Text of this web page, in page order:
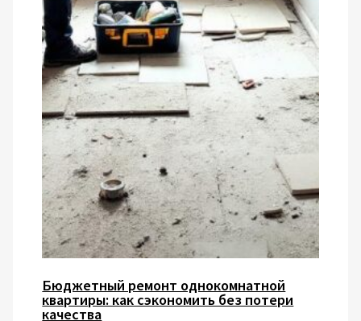
Бюджетный ремонт однокомнатной
квартиры: как сэкономить без потери
качества